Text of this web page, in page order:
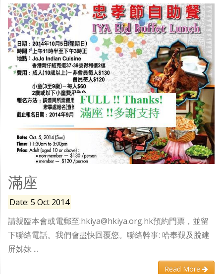
滿座
Date: 5 Oct 2014
請親臨本會或電郵至:hkiya@hkiya.org.hk預約門票，並留
下聯絡電話。我們會盡快回覆您。聯絡幹事: 哈奉覲及脫建
屏姊妹 ...
Read More